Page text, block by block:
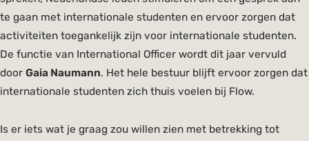
te gaan met internationale studenten en ervoor zorgen dat
activiteiten toegankelijk zijn voor internationale studenten.
De functie van International Officer wordt dit jaar vervuld
door Gaia Naumann. Het hele bestuur blijft ervoor zorgen dat
internationale studenten zich thuis voelen bij Flow.
Is er iets wat je graag zou willen zien met betrekking tot